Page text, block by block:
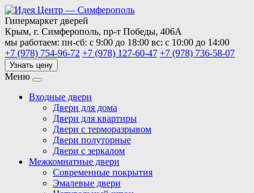
Гипермаркет дверей
Крым, г. Симферополь, пр-т Победы, 406А
мы работаем: пн-сб: с 9:00 до 18:00 вс: с 10:00 до 14:00
+7 (978) 754-96-72 +7 (978) 127-60-47 +7 (978) 736-58-07
Узнать цену
Меню
Входные двери
Двери для дома
Двери для квартиры
Двери с терморазрывом
Двери полуторные
Двери с зеркалом
Межкомнатные двери
Современные покрытия
Эмалевые двери